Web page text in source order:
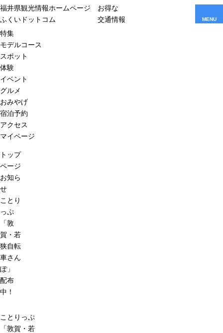
福井県観光情報ホームページ
ふくいドットコム
お得な
交通情報
MENU
特集
モデルコース
スポット
体験
イベント
グルメ
おみやげ
宿泊予約
アクセス
マイページ
トップ
ページ
お知ら
せ
ことり
っぷ
「敦
賀・若
狭自転
車さん
ぽ」
配布
中！
ことりっぷ
「敦賀・若